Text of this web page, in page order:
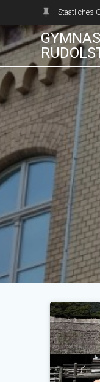
springen
Staatliches